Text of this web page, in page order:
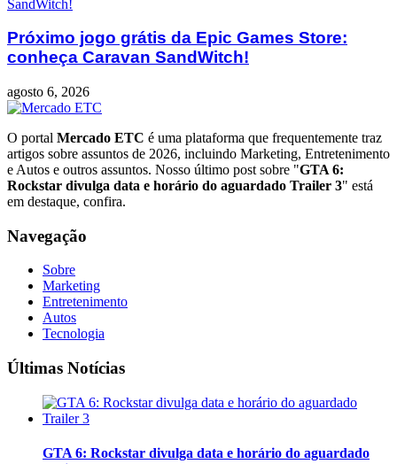
Próximo jogo grátis da Epic Games Store:
conheça Caravan SandWitch!
agosto 6, 2026
O portal Mercado ETC é uma plataforma que frequentemente traz
artigos sobre assuntos de 2026, incluindo Marketing, Entretenimento
e Autos e outros assuntos. Nosso último post sobre "GTA 6:
Rockstar divulga data e horário do aguardado Trailer 3" está
em destaque, confira.
Navegação
Sobre
Marketing
Entretenimento
Autos
Tecnologia
Últimas Notícias
GTA 6: Rockstar divulga data e horário do aguardado